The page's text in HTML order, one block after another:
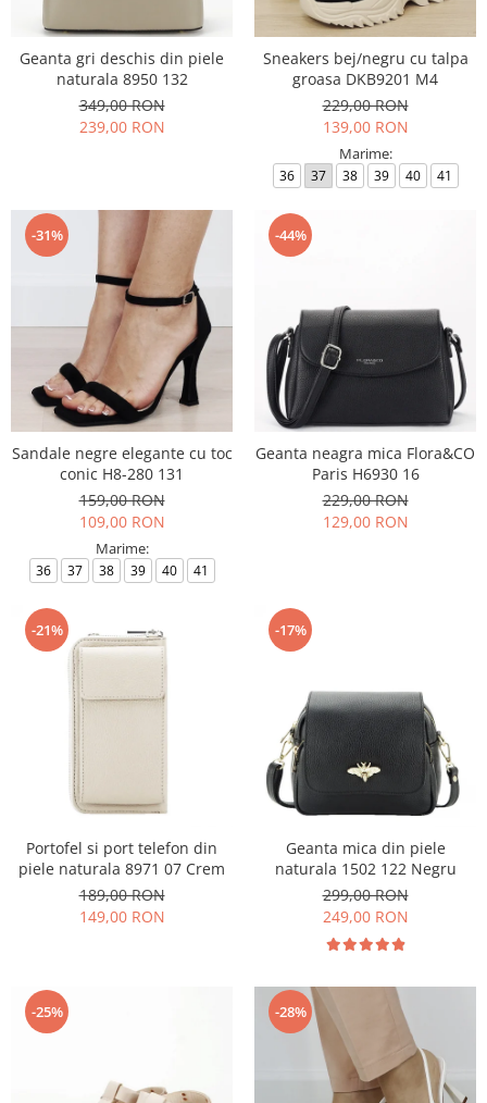
Geanta gri deschis din piele
naturala 8950 132
349,00 RON
239,00 RON
Sneakers bej/negru cu talpa
groasa DKB9201 M4
229,00 RON
139,00 RON
Marime:
36 37 38 39 40 41
-31%
Sandale negre elegante cu toc
conic H8-280 131
159,00 RON
109,00 RON
Marime:
36 37 38 39 40 41
-44%
Geanta neagra mica Flora&CO
Paris H6930 16
229,00 RON
129,00 RON
-21%
Portofel si port telefon din
piele naturala 8971 07 Crem
189,00 RON
149,00 RON
-17%
Geanta mica din piele
naturala 1502 122 Negru
299,00 RON
249,00 RON
-25% -28%